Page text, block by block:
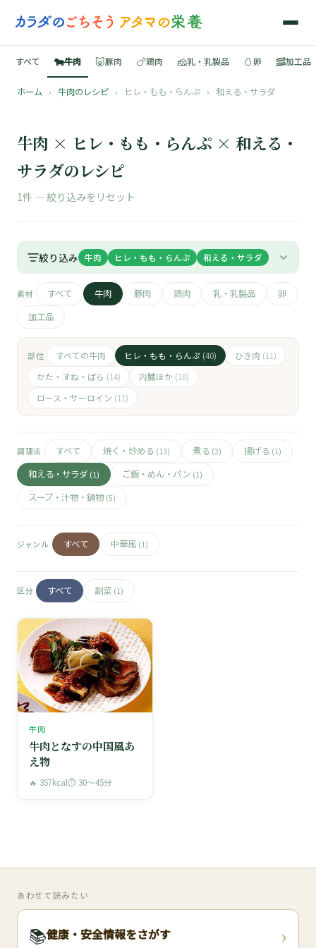
📚
🐷
🧀
🥚
すべて 🐄牛肉 🐷豚肉 🍗鶏肉 🧀乳・乳製品 🥚卵 🥓加工品
ホーム › 牛肉のレシピ › ヒレ・もも・らんぷ › 和える・サラダ
牛肉 × ヒレ・もも・らんぷ × 和える・
サラダのレシピ
1件 — 絞り込みをリセット
絞り込み 牛肉 ヒレ・もも・らんぷ 和える・サラダ
素材 すべて 牛肉 豚肉 鶏肉 乳・乳製品
卵
加工品
部位 すべての牛肉 ヒレ・もも・らんぷ (40) ひき肉 (11)
かた・すね・ばら (14) 内臓ほか (18)
ロース・サーロイン (11)
調理法 すべて 焼く・炒める (13) 煮る (2) 揚げる (1)
和える・サラダ (1) ご飯・めん・パン (1)
スープ・汁物・鍋物 (5)
ジャンル すべて 中華風 (1)
区分 すべて 副菜 (1)
牛肉
牛肉となすの中国風あ
え物
🔥 357kcal⏱ 30〜45分
あわせて読みたい
📚健康・安全情報をさがす ›